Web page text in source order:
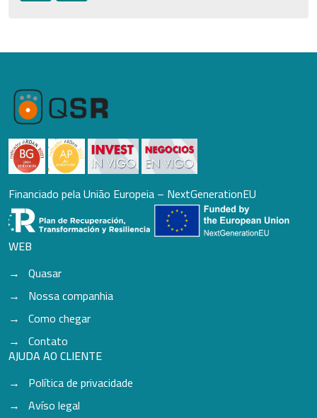
Financiado pela União Europeia – NextGenerationEU
WEB
Quasar
Nossa companhia
Como chegar
Contato
AJUDA AO CLIENTE
Política de privacidade
Avíso legal